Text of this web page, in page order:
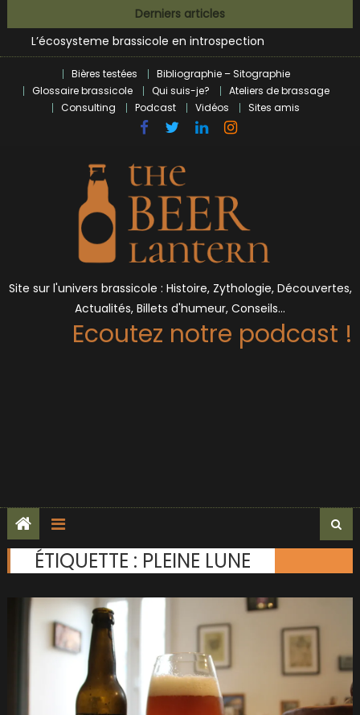
to
content
Derniers articles
L’écosysteme brassicole en introspection
Zoumaï : pionnier de la révolution craft à Marseille
BrewDog racheté par Tilray pour une bouchée de pain ?
Bières et célébrités
Bières testées
Bibliographie – Sitographie
Glossaire brassicole
Qui suis-je?
Ateliers de brassage
Consulting
Podcast Vidéos Sites amis
Site sur l'univers brassicole : Histoire, Zythologie, Découvertes,
Actualités, Billets d'humeur, Conseils…
Ecoutez notre podcast !
ÉTIQUETTE : PLEINE LUNE